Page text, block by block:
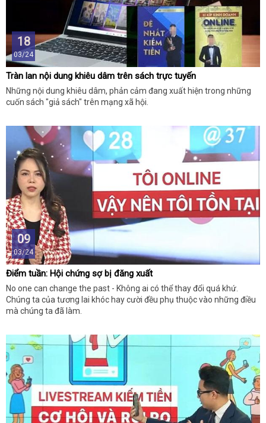
18
03/24
Tràn lan nội dung khiêu dâm trên sách trực tuyến
Những nội dung khiêu dâm, phản cảm đang xuất hiện trong những
cuốn sách "giả sách" trên mạng xã hội.
09
03/24
Điểm tuần: Hội chứng sợ bị đăng xuất
No one can change the past - Không ai có thể thay đổi quá khứ.
Chúng ta của tương lai khóc hay cười đều phụ thuộc vào những điều
mà chúng ta đã làm.